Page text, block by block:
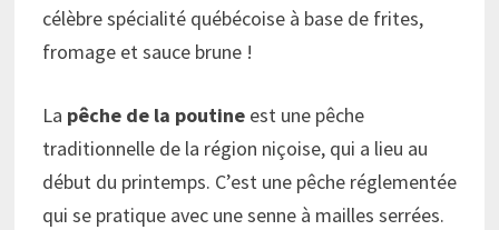
célèbre spécialité québécoise à base de frites,
fromage et sauce brune !
La pêche de la poutineest une pêche
traditionnelle de la région niçoise, qui a lieu au
début du printemps. C’est une pêche réglementée
qui se pratique avec une senne à mailles serrées.